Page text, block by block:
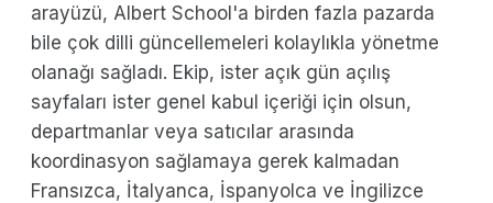
arayüzü, Albert School'a birden fazla pazarda
bile çok dilli güncellemeleri kolaylıkla yönetme
olanağı sağladı. Ekip, ister açık gün açılış
sayfaları ister genel kabul içeriği için olsun,
departmanlar veya satıcılar arasında
koordinasyon sağlamaya gerek kalmadan
Fransızca, İtalyanca, İspanyolca ve İngilizce